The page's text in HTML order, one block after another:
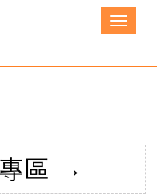
區 →